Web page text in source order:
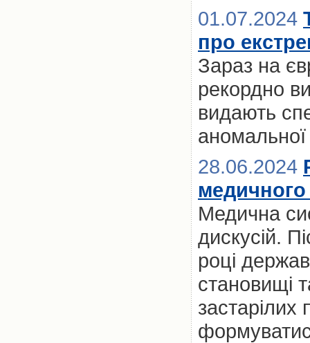
01.07.2024
про
Зараз на
рекордно
видають
28.06.2024
медичного
Медична
дискусій.
році
становищі
застарілих